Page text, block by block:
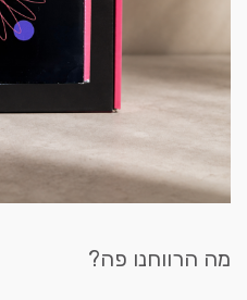
מה הרווחנו פה?